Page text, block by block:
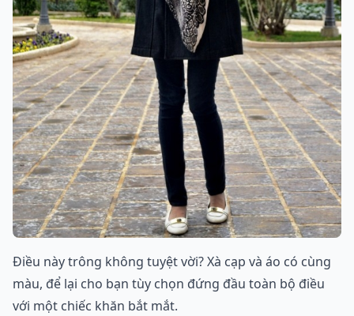
Điều này trông không tuyệt vời? Xà cạp và áo có cùng
màu, để lại cho bạn tùy chọn đứng đầu toàn bộ điều
với một chiếc khăn bắt mắt.